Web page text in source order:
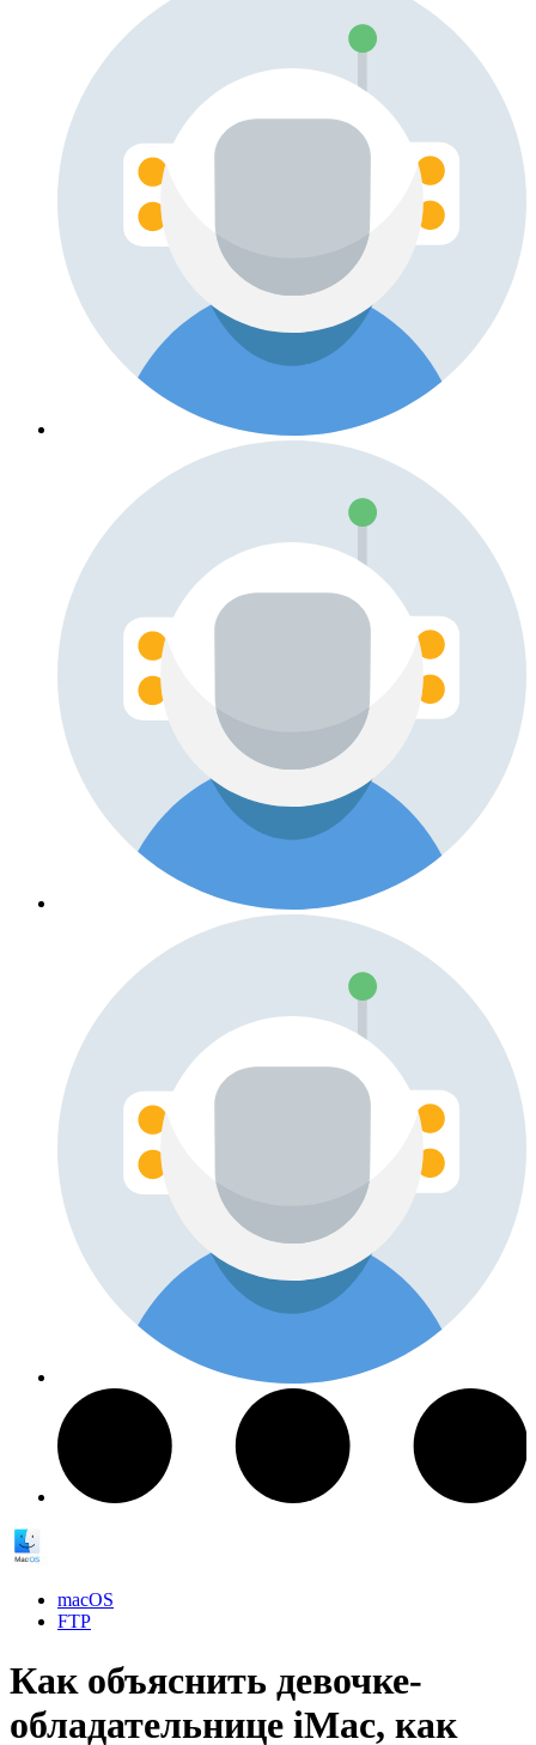
macOS
FTP
Как объяснить девочке-
обладательнице iMac, как